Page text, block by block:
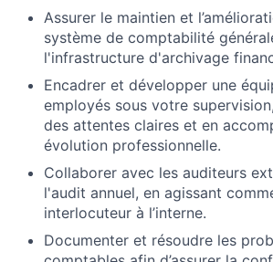
Assurer le maintien et
système de comptabilité
l'infrastructure d'archivage
Encadrer et développer une
employés sous votre
des attentes claires et en
évolution professionnelle.
Collaborer avec les auditeurs
l'audit annuel, en agissant
interlocuteur à l’interne.
Documenter et résoudre les